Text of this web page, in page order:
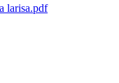
larisa.pdf